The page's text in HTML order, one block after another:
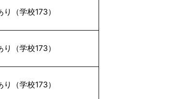
（学校173）
（学校173）
（学校173）